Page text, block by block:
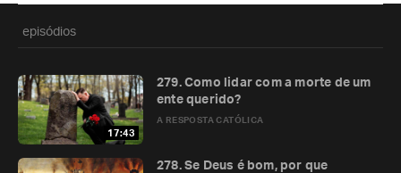
episódios
17:43
A RESPOSTA CATÓLICA
279. Como lidar com a morte de um
ente querido?
278. Se Deus é bom, por que